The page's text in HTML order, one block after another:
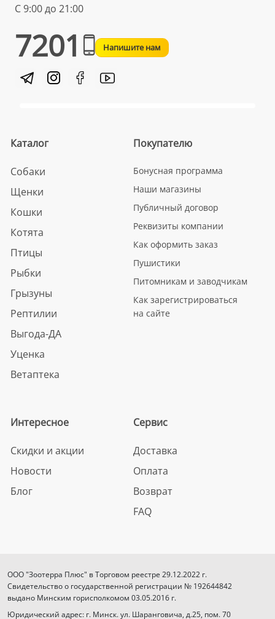
С 9:00 до 21:00
7201 Напишите нам
Каталог
Собаки
Щенки
Кошки
Котята
Птицы
Рыбки
Грызуны
Рептилии
Выгода-ДА
Уценка
Ветаптека
Покупателю
Бонусная программа
Наши магазины
Публичный договор
Реквизиты компании
Как оформить заказ
Пушистики
Питомникам и заводчикам
Как зарегистрироваться
на сайте
Интересное
Скидки и акции
Новости
Блог
Сервис
Доставка
Оплата
Возврат
FAQ
ООО "Зоотерра Плюс" в Торговом реестре 29.12.2022 г.
Свидетельство о государственной регистрации № 192644842
выдано Минским горисполкомом 03.05.2016 г.
Юридический адрес: г. Минск. ул. Шаранговича, д.25, пом. 70